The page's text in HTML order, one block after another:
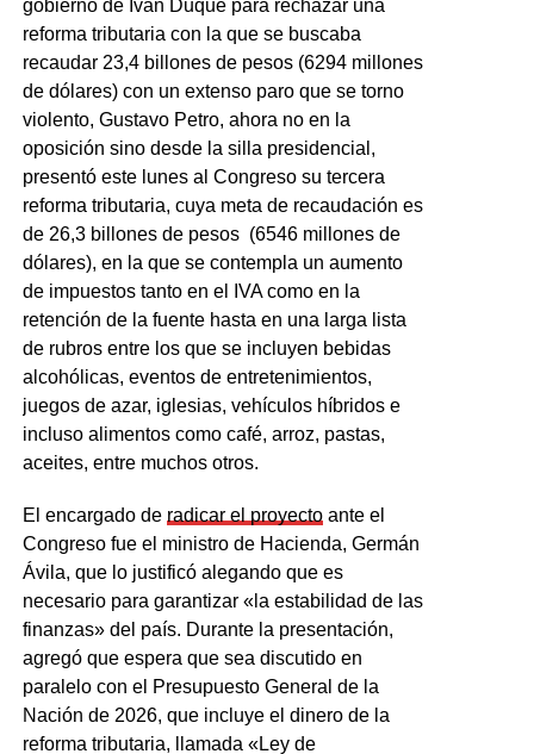
gobierno de Iván Duque para rechazar una
reforma tributaria con la que se buscaba
recaudar 23,4 billones de pesos (6294 millones
de dólares) con un extenso paro que se torno
violento, Gustavo Petro, ahora no en la
oposición sino desde la silla presidencial,
presentó este lunes al Congreso su tercera
reforma tributaria, cuya meta de recaudación es
de 26,3 billones de pesos (6546 millones de
dólares), en la que se contempla un aumento
de impuestos tanto en el IVA como en la
retención de la fuente hasta en una larga lista
de rubros entre los que se incluyen bebidas
alcohólicas, eventos de entretenimientos,
juegos de azar, iglesias, vehículos híbridos e
incluso alimentos como café, arroz, pastas,
aceites, entre muchos otros.
El encargado de radicar el proyectoante el
Congreso fue el ministro de Hacienda, Germán
Ávila, que lo justificó alegando que es
necesario para garantizar «la estabilidad de las
finanzas» del país. Durante la presentación,
agregó que espera que sea discutido en
paralelo con el Presupuesto General de la
Nación de 2026, que incluye el dinero de la
reforma tributaria, llamada «Ley de